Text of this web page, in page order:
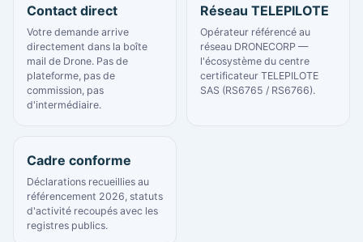
Contact direct
Votre demande arrive
directement dans la boîte
mail de Drone. Pas de
plateforme, pas de
commission, pas
d'intermédiaire.
Réseau TELEPILOTE
Opérateur référencé au
réseau DRONECORP —
l'écosystème du centre
certificateur TELEPILOTE
SAS (RS6765 / RS6766).
Cadre conforme
Déclarations recueillies au
référencement 2026, statuts
d'activité recoupés avec les
registres publics.